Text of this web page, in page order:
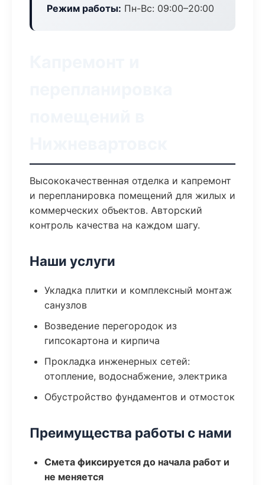
Режим работы: Пн-Вс: 09:00–20:00
Высококачественная отделка и капремонт
и перепланировка помещений для жилых и
коммерческих объектов. Авторский
контроль качества на каждом шагу.
Наши услуги
Укладка плитки и комплексный монтаж
санузлов
Возведение перегородок из
гипсокартона и кирпича
Прокладка инженерных сетей:
отопление, водоснабжение, электрика
Обустройство фундаментов и отмосток
Преимущества работы с нами
Смета фиксируется до начала работ и
не меняется